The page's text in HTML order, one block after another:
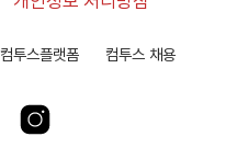
컴투스플랫폼 컴투스 채용